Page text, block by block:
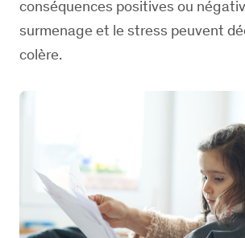
conséquences positives ou
surmenage et le stress peuvent
colère.